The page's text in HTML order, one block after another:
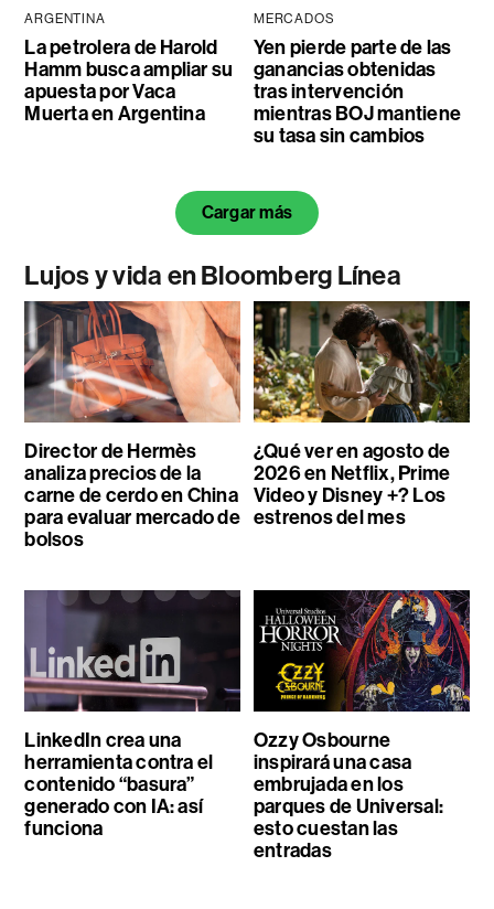
ARGENTINA
La petrolera de Harold
Hamm busca ampliar su
apuesta por Vaca
Muerta en Argentina
MERCADOS
Yen pierde parte de las
ganancias obtenidas
tras intervención
mientras BOJ mantiene
su tasa sin cambios
Cargar más
Lujos y vida en Bloomberg Línea
Director de Hermès
analiza precios de la
carne de cerdo en China
para evaluar mercado de
bolsos
¿Qué ver en agosto de
2026 en Netflix, Prime
Video y Disney +? Los
estrenos del mes
LinkedIn crea una
herramienta contra el
contenido “basura”
generado con IA: así
funciona
Ozzy Osbourne
inspirará una casa
embrujada en los
parques de Universal:
esto cuestan las
entradas